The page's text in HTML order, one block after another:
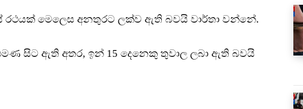
මෙලෙස අනතුරට ලක්ව ඇති බවයි වාර්තා වන්නේ.
සිට ඇති අතර, ඉන් 15 දෙනෙකු තුවාල ලබා ඇති බවයි